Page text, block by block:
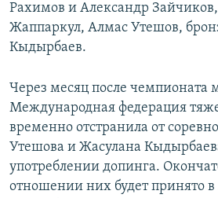
Рахимов и Александр
Жаппаркул, Алмас Утешов,
Кыдырбаев.
Через месяц после чемпионата
Международная федерация
временно отстранила от
Утешова и Жасулана
употреблении допинга.
отношении них будет принято в